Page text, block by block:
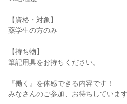
【資格・対象】
薬学生の方のみ
【持ち物】
筆記用具をお持ちください。
『働く』を体感できる内容です！
みなさんのご参加、お待ちしていま